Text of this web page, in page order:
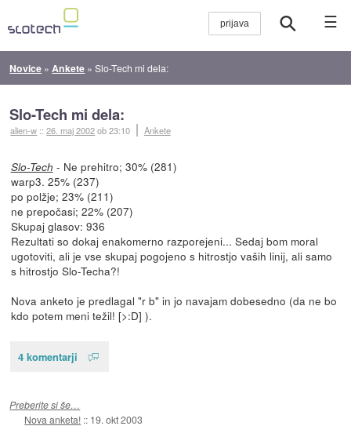
☰
Novice » Ankete »Slo-Tech mi dela:
Slo-Tech mi dela:
alien-w ::26. maj 2002ob 23:10 Ankete
Slo-Tech - Ne prehitro; 30% (281)
warp3. 25% (237)
po polžje; 23% (211)
ne prepočasi; 22% (207)
Skupaj glasov: 936
Rezultati so dokaj enakomerno razporejeni... Sedaj bom moral
ugotoviti, ali je vse skupaj pogojeno s hitrostjo vaših linij, ali samo
s hitrostjo Slo-Techa?!
Nova anketo je predlagal "r b" in jo navajam dobesedno (da ne bo
kdo potem meni težil! [>:D] ).
4 komentarji
Preberite si še…
Nova anketa! :: 19. okt 2003